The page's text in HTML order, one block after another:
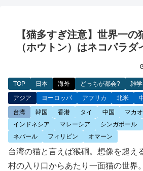
【猫多すぎ注意】世界一の
（ホウトン）はネコパラダ
TOP 日本 海外 どっちが都会? 雑学
アジア ヨーロッパ アフリカ 北米
台湾 韓国 香港 タイ 中国 マカ
インドネシア
マレーシア シンガポール
ネパール
フィリピン オマーン
台湾の猫と言えば猴硐。想像を超え
村の入り口からあたり一面猫の世界。